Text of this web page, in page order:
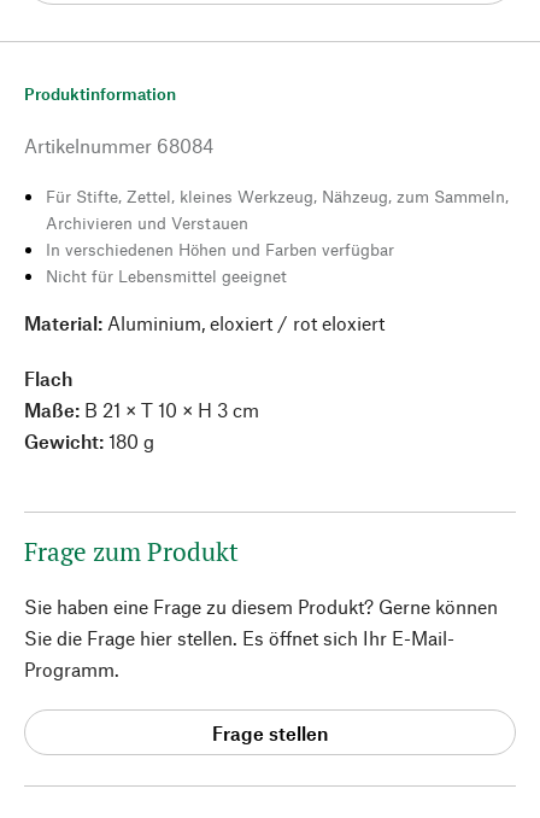
Produktinformation
Artikelnummer 68084
Für Stifte, Zettel, kleines Werkzeug, Nähzeug, zum Sammeln,
Archivieren und Verstauen
In verschiedenen Höhen und Farben verfügbar
Nicht für Lebensmittel geeignet
Material: Aluminium, eloxiert / rot eloxiert
Flach
Maße: B 21 × T 10 × H 3 cm
Gewicht: 180 g
Frage zum Produkt
Sie haben eine Frage zu diesem Produkt? Gerne können
Sie die Frage hier stellen. Es öffnet sich Ihr E-Mail-
Programm.
Frage stellen